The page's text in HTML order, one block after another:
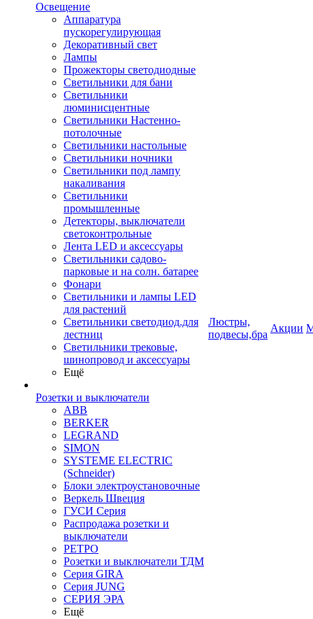
Освещение
Аппаратура
пускорегулирующая
Декоративный свет
Лампы
Прожекторы светодиодные
Светильники для бани
Светильники
люминисцентные
Светильники Настенно-
потолочные
Светильники настольные
Светильники ночники
Светильники под лампу
накаливания
Светильники
промышленные
Детекторы, выключатели
светоконтрольные
Лента LED и аксессуары
Светильники садово-
парковые и на солн. батарее
Фонари
Светильники и лампы LED
для растений
Светильники светодиод.для
лестниц
Светильники трековые,
шинопровод и аксессуары
Ещё
Розетки и выключатели
ABB
BERKER
LEGRAND
SIMON
SYSTEME ELECTRIC
(Schneider)
Блоки электроустановочные
Веркель Швеция
ГУСИ Серия
Распродажа розетки и
выключатели
РЕТРО
Розетки и выключатели ТДМ
Серия GIRA
Серия JUNG
СЕРИЯ ЭРА
Ещё
Люстры,
подвесы,бра
Акции